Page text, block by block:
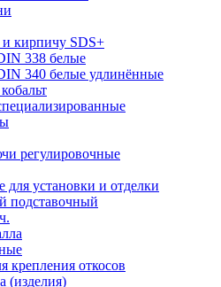
кирпичу SDS+
338 белые
340 белые удлинённые
регулировочные
установки и отделки
подставочный
крепления откосов
(изделия)